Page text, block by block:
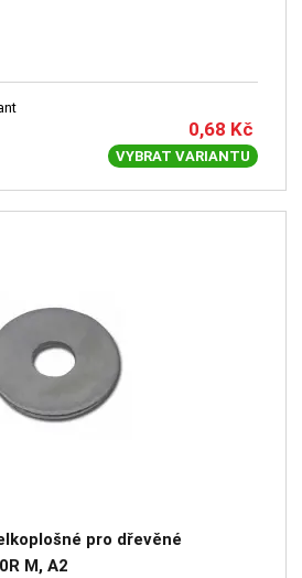
0,68 Kč
VYBRAT VARIANTU
pro dřevěné
M, A2